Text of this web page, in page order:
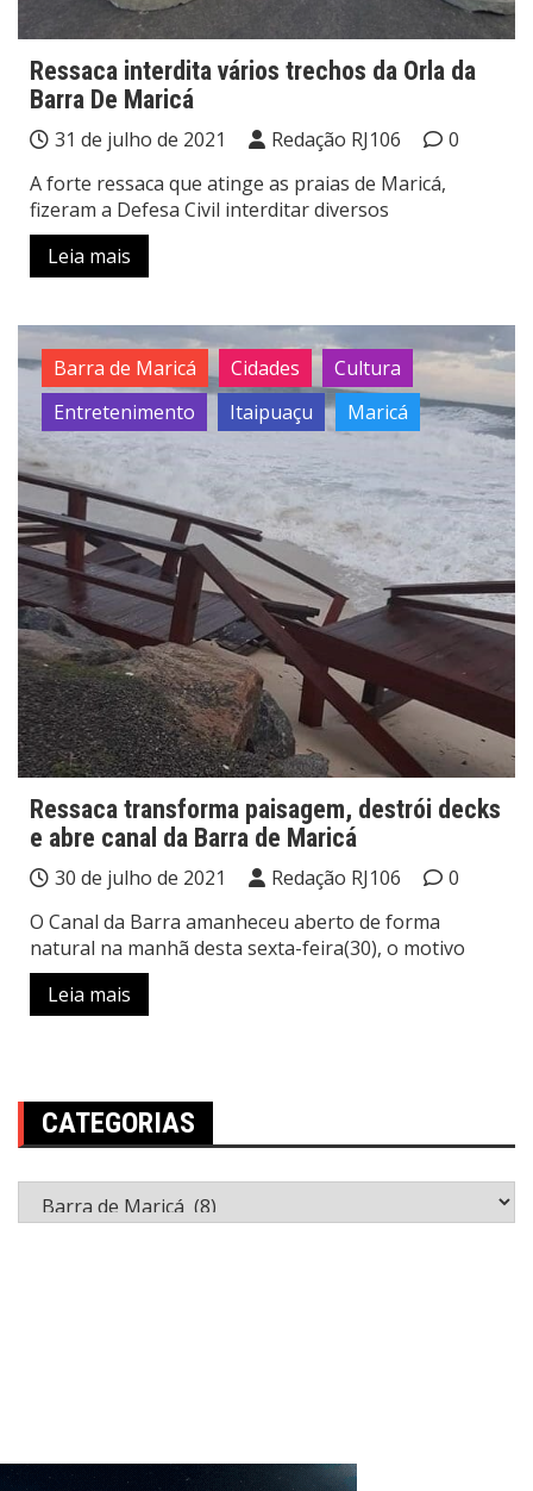
Ressaca interdita vários trechos da Orla da
Barra De Maricá
31 de julho de 2021 Redação RJ106
0
A forte ressaca que atinge as praias de Maricá,
fizeram a Defesa Civil interditar diversos
Leia mais
Barra de Maricá Cidades
Cultura
Entretenimento
Itaipuaçu Maricá
Ressaca transforma paisagem, destrói decks
e abre canal da Barra de Maricá
30 de julho de 2021 Redação RJ106
0
O Canal da Barra amanheceu aberto de forma
natural na manhã desta sexta-feira(30), o motivo
Leia mais
CATEGORIAS
Categorias